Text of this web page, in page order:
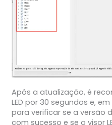
Após a atualização, é
LED por 30 segundos e,
para verificar se a versão
com sucesso e se o visor